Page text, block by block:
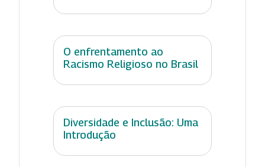
O enfrentamento ao
Racismo Religioso no Brasil
Diversidade e Inclusão: Uma
Introdução